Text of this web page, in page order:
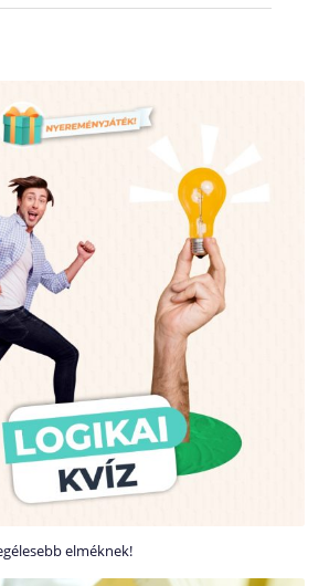
elméknek!